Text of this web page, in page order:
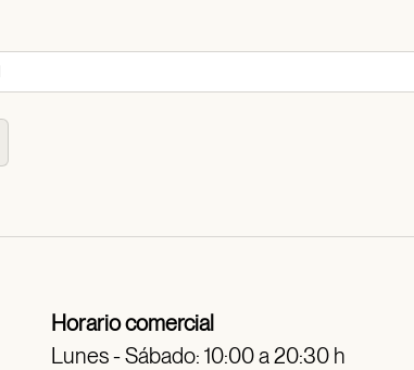
Horario comercial
Lunes - Sábado: 10:00 a 20:30 h